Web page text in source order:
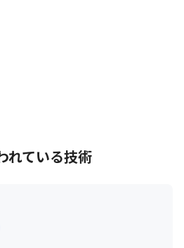
れている技術